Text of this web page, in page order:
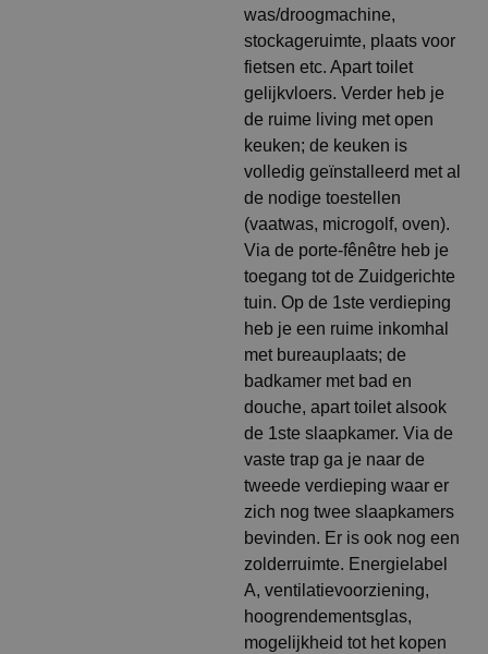
was/droogmachine,
stockageruimte, plaats voor
fietsen etc. Apart toilet
gelijkvloers. Verder heb je
de ruime living met open
keuken; de keuken is
volledig geïnstalleerd met al
de nodige toestellen
(vaatwas, microgolf, oven).
Via de porte-fênêtre heb je
toegang tot de Zuidgerichte
tuin. Op de 1ste verdieping
heb je een ruime inkomhal
met bureauplaats; de
badkamer met bad en
douche, apart toilet alsook
de 1ste slaapkamer. Via de
vaste trap ga je naar de
tweede verdieping waar er
zich nog twee slaapkamers
bevinden. Er is ook nog een
zolderruimte. Energielabel
A, ventilatievoorziening,
hoogrendementsglas,
mogelijkheid tot het kopen